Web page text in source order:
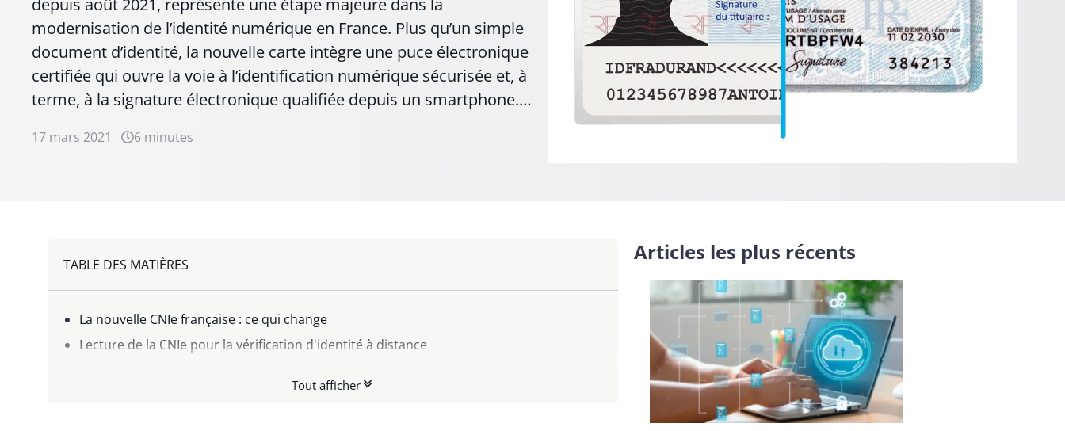
modernisation de l’identité numérique en France. Plus qu’un simple
document d’identité, la nouvelle carte intègre une puce électronique
certifiée qui ouvre la voie à l’identification numérique sécurisée et, à
terme, à la signature électronique qualifiée depuis un smartphone.…
17 mars 2021 6 minutes
TABLE DES MATIÈRES
La nouvelle CNIe française : ce qui change
Lecture de la CNIe pour la vérification d'identité à distance
Les titres sécurisés en France : l'écosystème ANTS
Tout afficher
Articles les plus récents